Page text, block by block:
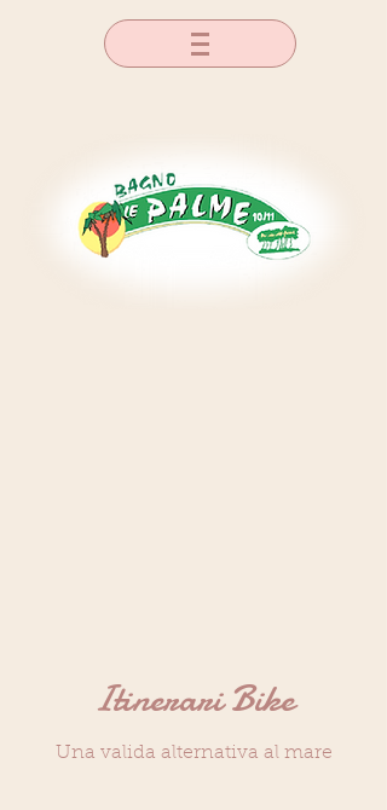
Itinerari Bike
Una valida alternativa al mare